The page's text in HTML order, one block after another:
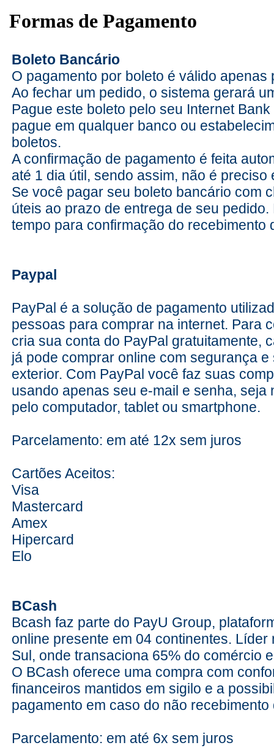
e
f
g
h
i
j
m
Formas de Pagamento
Boleto Bancário
O pagamento por boleto é válido apenas
Ao fechar um pedido, o sistema gerará
Pague este boleto pelo seu Internet
pague em qualquer banco ou
boletos.
A confirmação de pagamento é feita
até 1 dia útil, sendo assim, não é
Se você pagar seu boleto bancário com
úteis ao prazo de entrega de seu
tempo para confirmação do recebimento
Paypal
PayPal é a solução de pagamento
pessoas para comprar na internet. Para
cria sua conta do PayPal gratuitamente,
já pode comprar online com segurança
exterior. Com PayPal você faz suas
usando apenas seu e-mail e senha, seja
pelo computador, tablet ou smartphone.
Parcelamento: em até 12x sem juros
Cartões Aceitos:
Visa
Mastercard
Amex
Hipercard
Elo
BCash
Bcash faz parte do PayU Group,
online presente em 04 continentes.
Sul, onde transaciona 65% do comércio
O BCash oferece uma compra com
financeiros mantidos em sigilo e a
pagamento em caso do não recebimento
Parcelamento: em até 6x sem juros